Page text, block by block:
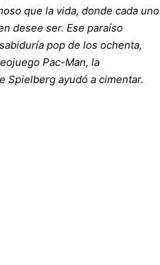
que la vida, donde cada uno
desee ser. Ese paraíso
pop de los ochenta,
Pac-Man, la
Spielberg ayudó a cimentar.